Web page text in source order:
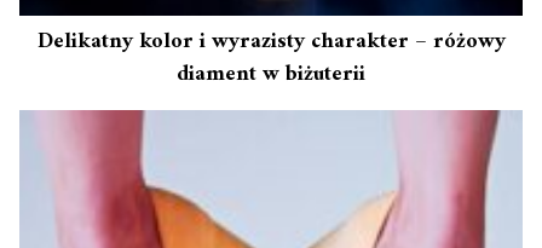
Delikatny kolor i wyrazisty charakter – różowy
diament w biżuterii